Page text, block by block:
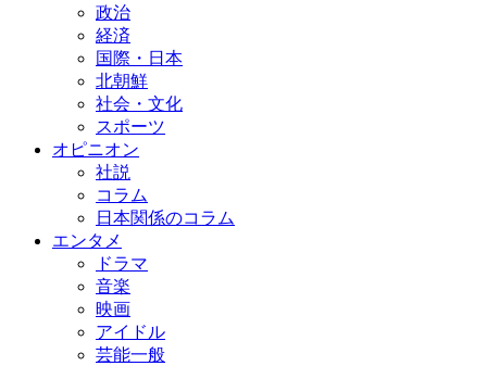
政治
経済
国際・日本
北朝鮮
社会・文化
スポーツ
オピニオン
社説
コラム
日本関係のコラム
エンタメ
ドラマ
音楽
映画
アイドル
芸能一般